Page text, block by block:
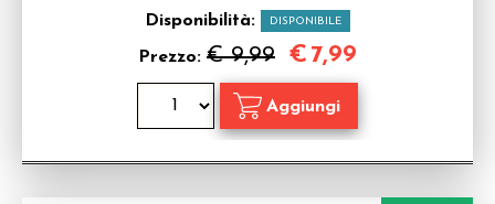
Disponibilità: DISPONIBILE
Prezzo: € 9,99 € 7,99